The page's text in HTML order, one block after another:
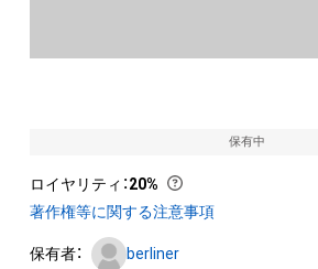
保有中
ロイヤリティ ：20%
著作権等に関する注意事項
保有者： berliner